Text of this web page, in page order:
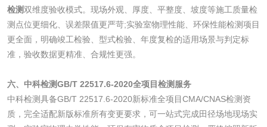
检测双维度验收模式。现场外观、厚度、平整度、坡度等施工质量检
测点位更细化、误差限值更严苛;实验室物理性能、环保性能检测项目
更全面，明确竣工检验、型式检验、年度复检的适用场景与判定标
准，验收数据更精准、合规性更强。
六、中科检测GB/T 22517.6-2020全项目检测服务
中科检测具备GB/T 22517.6-2020新标准全项目CMA/CNAS检测资
质，完全适配新版标准所有变更要求，可一站式完成田径场地现场实
油品
生物柴油检测 生物质燃料检测